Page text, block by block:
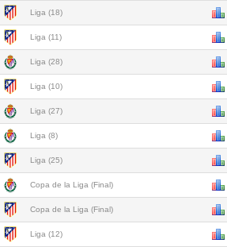
Liga (18)
Liga (11)
Liga (28)
Liga (10)
Liga (27)
Liga (8)
Liga (25)
Copa de la Liga (Final)
Copa de la Liga (Final)
Liga (12)